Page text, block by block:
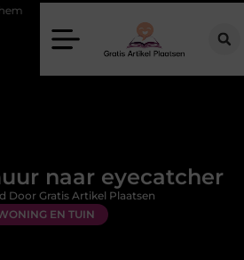
en passende galajurken kiezen voor een
naar eyecatcher
EN TUIN
Door Gratis Artikel Plaatsen